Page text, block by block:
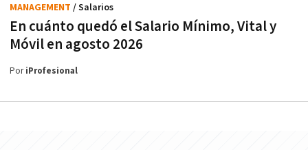
En cuánto quedó el Salario Mínimo, Vital y
Móvil en agosto 2026
MANAGEMENT / Salarios
PoriProfesional